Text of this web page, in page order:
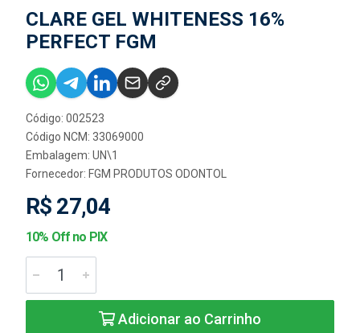
CLARE GEL WHITENESS 16%
PERFECT FGM
Código: 002523
Código NCM: 33069000
Embalagem: UN\1
Fornecedor: FGM PRODUTOS ODONTOL
R$ 27,04
10% Off no PIX
Adicionar ao Carrinho